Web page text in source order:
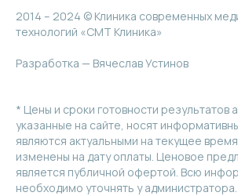
2014 – 2024 © Клиника современных
технологий «СМТ Клиника»
Разработка — Вячеслав Устинов
* Цены и сроки готовности результатов
указанные на сайте, носят
являются актуальными на текущее
изменены на дату оплаты. Ценовое
является публичной офертой. Всю
необходимо уточнять у администратора.